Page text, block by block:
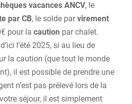
vacances ANCV, le
par CB, le solde parvirement
pour la caution par chalet.
l’été 2025, si au lieu de
la caution (que tout le monde
il est possible de prendre une
n’est pas prélevé lors de la
séjour, il est simplement